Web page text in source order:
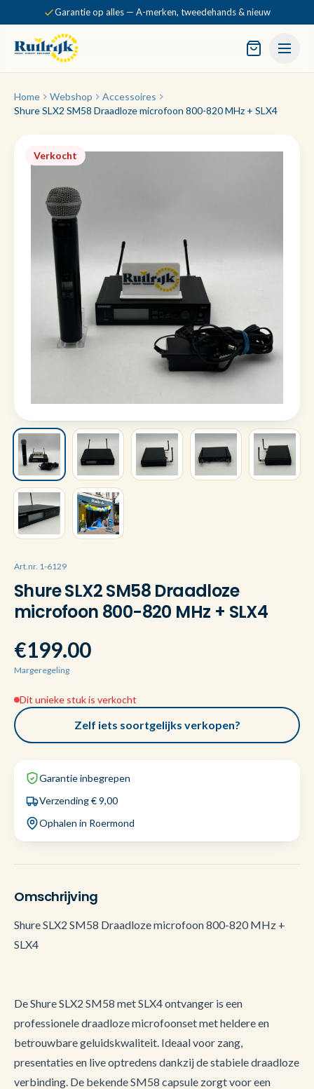
Garantie op alles — A-merken, tweedehands & nieuw
Home Webshop
Accessoires
Shure SLX2 SM58 Draadloze microfoon 800-820 MHz + SLX4
Verkocht
Art.nr. 1-6129
Shure SLX2 SM58 Draadloze
microfoon 800-820 MHz + SLX4
€199.00
Margeregeling
Dit unieke stuk is verkocht
Zelf iets soortgelijks verkopen?
Garantie inbegrepen
Verzending € 9,00
Ophalen in Roermond
Omschrijving
Shure SLX2 SM58 Draadloze microfoon 800-820 MHz +
SLX4
De Shure SLX2 SM58 met SLX4 ontvanger is een
professionele draadloze microfoonset met heldere en
betrouwbare geluidskwaliteit. Ideaal voor zang,
presentaties en live optredens dankzij de stabiele draadloze
verbinding. De bekende SM58 capsule zorgt voor een